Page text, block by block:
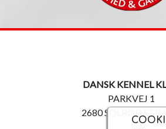
DANSK KENNEL
PARKVEJ 1
2680 SOLRØD